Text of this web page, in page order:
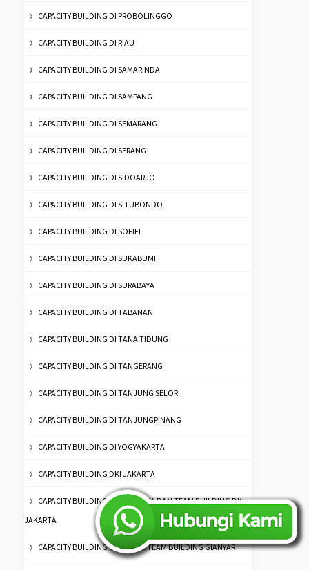
CAPACITY BUILDING DI PROBOLINGGO
CAPACITY BUILDING DI RIAU
CAPACITY BUILDING DI SAMARINDA
CAPACITY BUILDING DI SAMPANG
CAPACITY BUILDING DI SEMARANG
CAPACITY BUILDING DI SERANG
CAPACITY BUILDING DI SIDOARJO
CAPACITY BUILDING DI SITUBONDO
CAPACITY BUILDING DI SOFIFI
CAPACITY BUILDING DI SUKABUMI
CAPACITY BUILDING DI SURABAYA
CAPACITY BUILDING DI TABANAN
CAPACITY BUILDING DI TANA TIDUNG
CAPACITY BUILDING DI TANGERANG
CAPACITY BUILDING DI TANJUNG SELOR
CAPACITY BUILDING DI TANJUNGPINANG
CAPACITY BUILDING DI YOGYAKARTA
CAPACITY BUILDING DKI JAKARTA
CAPACITY BUILDING DKI JAKARTA DAN TEAM BUILDING DKI
JAKARTA
CAPACITY BUILDING GIANYAR & TEAM BUILDING GIANYAR